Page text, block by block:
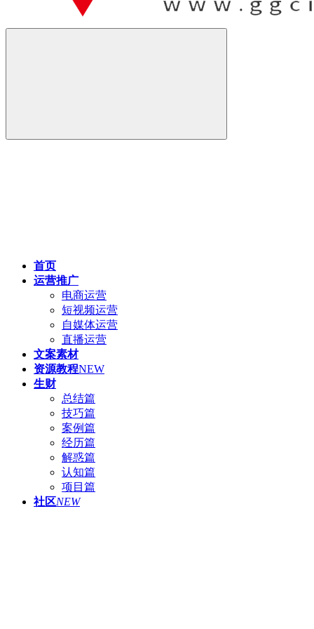
首页
运营推广
电商运营
短视频运营
自媒体运营
直播运营
文案素材
资源教程NEW
生财
总结篇
技巧篇
案例篇
经历篇
解惑篇
认知篇
项目篇
社区NEW